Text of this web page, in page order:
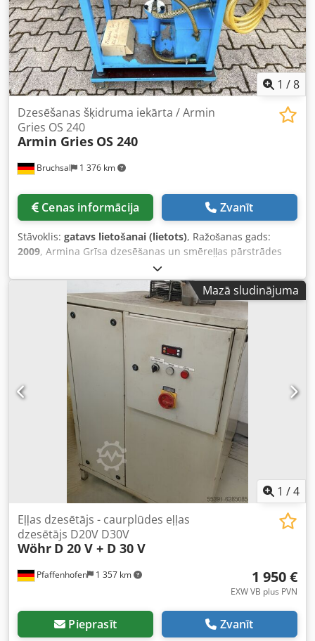
1 /8
Bruchsal 1 376 km
Dzesēšanas šķidruma iekārta / Armin
Gries OS 240
Armin Gries OS 240
Cenas informācija Zvanīt
Stāvoklis: gatavs lietošanai (lietots), Ražošanas gads:
2009, Armina Grīsa dzesēšanas un smēreļļas pārstrādes
iekārta OS 240 / KSS apstrādes iekārta - Ražošanas gads:
2009. - Sūkņi (padeves/cirkulācijas sūknis). - Eļļas atdalītājs.
- Filtru sistēma. - Nogulumu atdalīšana. - Tvertnes.
Dcodpfx Adeztfnwokjk - Vadības bloks. - Attīrītas KSS
(dzesēšanas un smēreļļas) atgriešana sistēmā. Izmēri:
Garums x platums x augstums: 0,6 x 0,3 x 0,9 metri / Svars:
Mazā sludinājuma
1 /4
Pfaffenhofen 1 357 km
Eļļas dzesētājs - caurplūdes eļļas
dzesētājs D20V D30V
Wöhr D 20 V + D 30 V
1 950 €
EXW VB plus PVN
Pieprasīt Zvanīt